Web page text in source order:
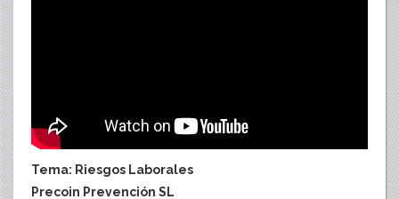
Tema: Riesgos Laborales
Precoin Prevención SL